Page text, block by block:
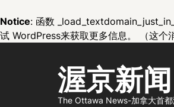
Notice: 函数
试 WordPress来获取更多信息。 （这个
渥京新闻
The Ottawa News-加拿大首都